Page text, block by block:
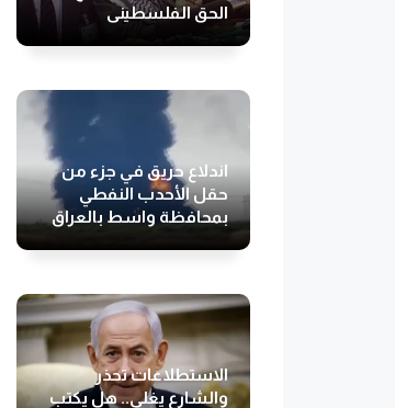
الحق الفلسطيني
اندلاع حريق في جزء من
حقل الأحدب النفطي
بمحافظة واسط بالعراق
الاستطلاعات تحذر
والشارع يغلي.. هل يكتب